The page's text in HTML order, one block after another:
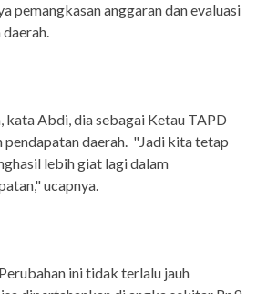
pemangkasan anggaran dan evaluasi
kata Abdi, dia sebagai Ketau TAPD
pendapatan daerah. "Jadi kita tetap
lebih giat lagi dalam
ucapnya.
ini tidak terlalu jauh